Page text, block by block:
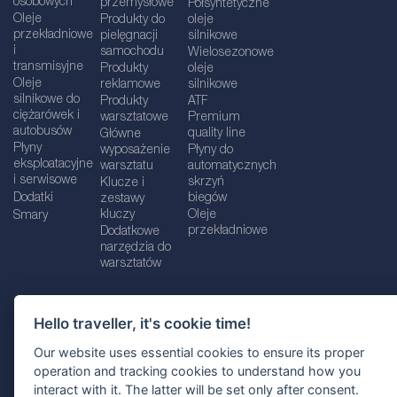
Hello traveller, it's cookie time!
Our website uses essential cookies to ensure its proper
operation and tracking cookies to understand how you
interact with it. The latter will be set only after consent.
Oleje
przekładniowe
i
transmisyjne
Oleje
silnikowe do
ciężarówek i
autobusów
Płyny
eksploatacyjne
i serwisowe
Dodatki
Smary
przemysłowe
Produkty do
pielęgnacji
samochodu
Produkty
reklamowe
Produkty
warsztatowe
Główne
wyposażenie
warsztatu
Klucze i
zestawy
kluczy
Dodatkowe
narzędzia do
warsztatów
Półsyntetyczne
oleje
silnikowe
Wielosezonowe
oleje
silnikowe
ATF
Premium
quality line
Płyny do
automatycznych
skrzyń
biegów
Oleje
przekładniowe
Polityka prywatnośc i Polityka Cookie